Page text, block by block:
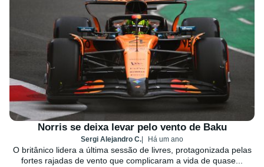
Norris se deixa levar pelo vento de Baku
Sergi Alejandro C. Há um ano
O britânico lidera a última sessão de livres, protagonizada pelas
fortes rajadas de vento que complicaram a vida de quase...